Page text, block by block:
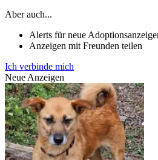
Aber auch...
Alerts für neue
Anzeigen mit Freunden teilen
Ich verbinde mich
Neue Anzeigen